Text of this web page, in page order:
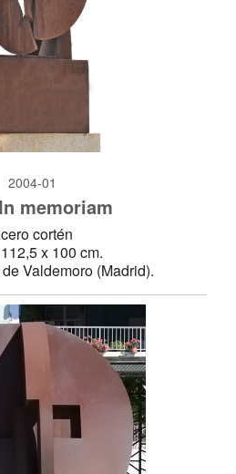
2004-01
memoriam
cortén
x 100 cm.
Valdemoro (Madrid).